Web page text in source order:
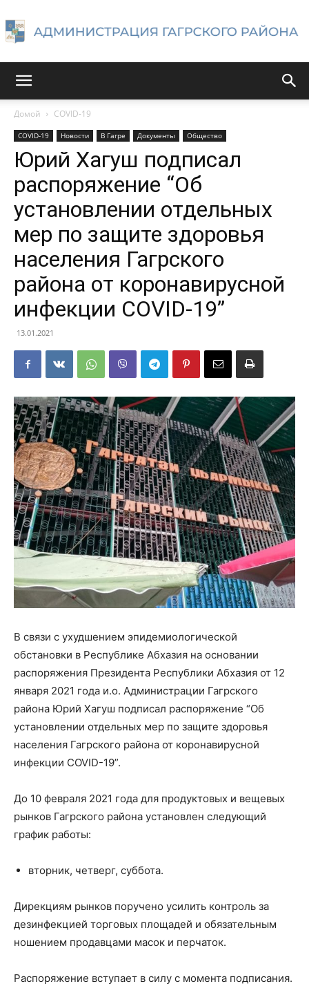
Гагрского
района
Домой COVID-19
COVID-19 Новости В Гагре Документы Общество
Юрий Хагуш подписал
распоряжение “Об
установлении отдельных
мер по защите здоровья
населения Гагрского
района от коронавирусной
инфекции COVID-19”
13.01.2021
В связи с ухудшением эпидемиологической
обстановки в Республике Абхазия на основании
распоряжения Президента Республики Абхазия от 12
января 2021 года и.о. Администрации Гагрского
района Юрий Хагуш подписал распоряжение “Об
установлении отдельных мер по защите здоровья
населения Гагрского района от коронавирусной
инфекции COVID-19”.
До 10 февраля 2021 года для продуктовых и вещевых
рынков Гагрского района установлен следующий
график работы:
вторник, четверг, суббота.
Дирекциям рынков поручено усилить контроль за
дезинфекцией торговых площадей и обязательным
ношением продавцами масок и перчаток.
Распоряжение вступает в силу с момента подписания.